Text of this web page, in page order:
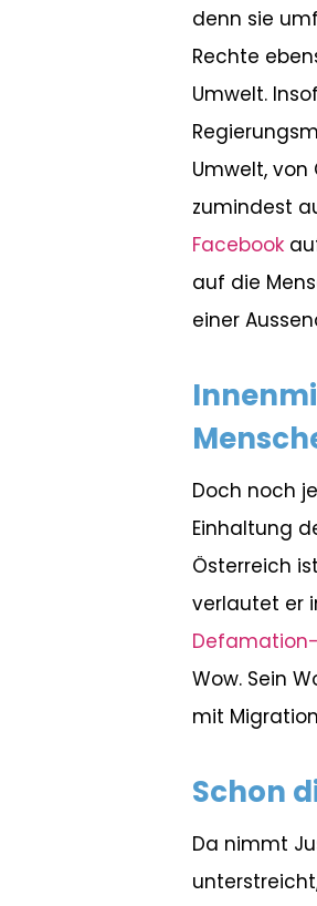
denn sie
Rechte
Umwelt.
Umwelt, von
zumindest
Facebook
auf die
einer
Doch noch
Einhaltung
Österreich
verlautet er
Wow. Sein
mit
Schon
Da nimmt